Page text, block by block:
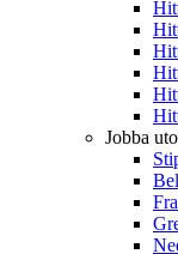
Jobba